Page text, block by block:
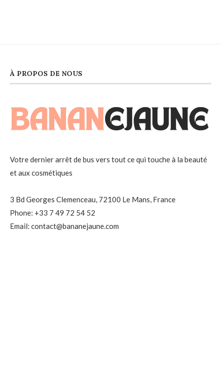
À PROPOS DE NOUS
Votre dernier arrêt de bus vers tout ce qui touche à la beauté
et aux cosmétiques
3 Bd Georges Clemenceau, 72100 Le Mans, France
Phone: +33 7 49 72 54 52
Email: contact@bananejaune.com